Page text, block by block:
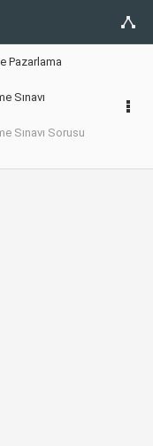
Pazarlama
Sınavı
Sınavı Sorusu